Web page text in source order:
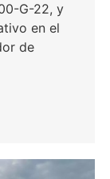
G-22, y
en el
de